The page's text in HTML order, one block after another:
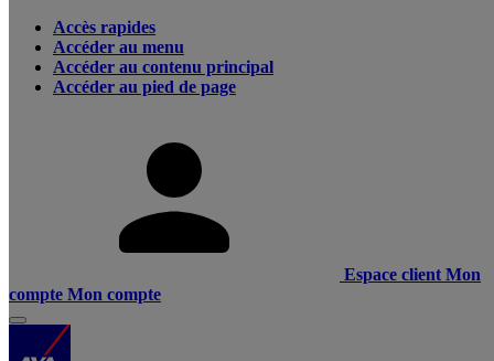
Accès rapides
Accéder au menu
Accéder au contenu principal
Accéder au pied de page
Espace client Mon
compte Mon compte